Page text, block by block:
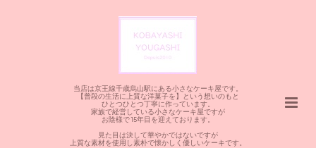
当店は京王線千歳烏山駅にある小さなケーキ屋です。
【普段の生活に上質な洋菓子を】という想いのもと
ひとつひとつ丁寧に作っています。
家族で経営している小さなケーキ屋ですが
お陰様で15年目を迎えております。
見た目は決して華やかではないですが
上質な素材を使用し素朴で懐かしく優しいケーキです。